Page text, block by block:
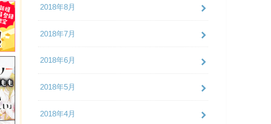
2018年8月
2018年7月
2018年6月
2018年5月
2018年4月